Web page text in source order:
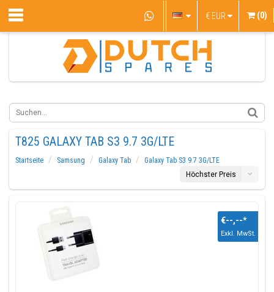
€ EUR (0)
T825 GALAXY TAB S3 9.7 3G/LTE
Startseite Samsung Galaxy Tab
Galaxy Tab S3 9.7 3G/LTE
Höchster Preis
€--,--*
Exkl. MwSt.